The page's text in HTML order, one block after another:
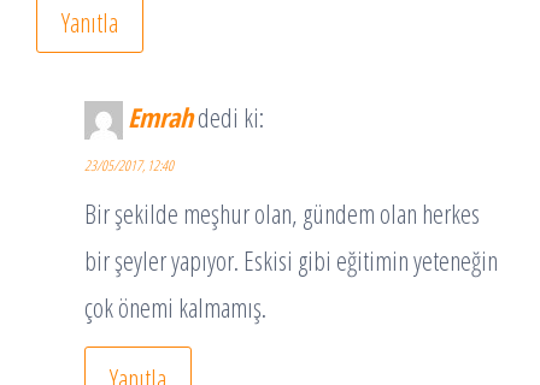
Yanıtla
Emrahdedi ki:
23/05/2017, 12:40
Bir şekilde meşhur olan, gündem olan herkes
bir şeyler yapıyor. Eskisi gibi eğitimin yeteneğin
çok önemi kalmamış.